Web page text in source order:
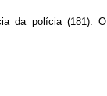
da polícia (181). O